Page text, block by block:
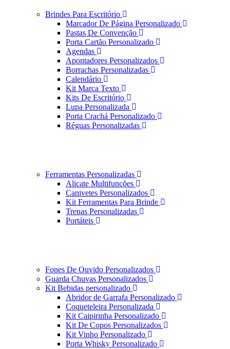
Brindes Para Escritório
Marcador De Página Personalizado
Pastas De Convenção
Porta Cartão Personalizado
Agendas
Apontadores Personalizados
Borrachas Personalizadas
Calendário
Kit Marca Texto
Kits De Escritório
Lupa Personalizada
Porta Crachá Personalizado
Réguas Personalizadas
Ferramentas Personalizadas
Alicate Multifunções
Canivetes Personalizados
Kit Ferramentas Para Brinde
Trenas Personalizadas
Portáteis
Fones De Ouvido Personalizados
Guarda Chuvas Personalizados
Kit Bebidas personalizado
Abridor de Garrafa Personalizado
Coqueteleira Personalizada
Kit Caipirinha Personalizado
Kit De Copos Personalizados
Kit Vinho Personalizado
Porta Whisky Personalizado